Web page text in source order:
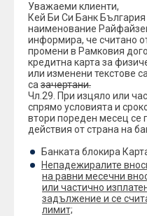
Уважаеми клиенти,
Кей Би Си Банк
наименование
информира, че считано
промени в Рамковия
кредитна карта за
или изменени текстове са
са зачертани.
Чл.29. При изцяло или
спрямо условията и
втори пореден месец се
действия от страна на
Банката блокира
Непадежиралите
на равни месечни
или частично
задължение и се
лимит;